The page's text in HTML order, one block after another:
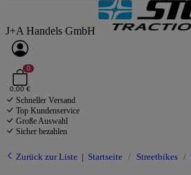
J+A Handels GmbH
0
0,00 €
Schneller Versand
Top Kundenservice
Große Auswahl
Sicher bezahlen
Zurück zur Liste Startseite Streetbikes